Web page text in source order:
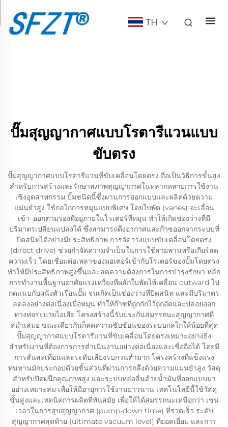
TH
ปั๊มสุญญากาศแบบโรตารีแวนแบบ
ขับตรง
ปั๊มสุญญากาศแบบโรตารีแวนที่ขับเคลื่อนโดยตรง ถือเป็นวิธีการขั้นสูง
สำหรับการสร้างและรักษาสภาพสุญญากาศในหลากหลายการใช้งาน
เชิงอุตสาหกรรม ปั๊มชนิดนี้ซึ่งผ่านการออกแบบและผลิตด้วยความ
แม่นยำสูง ใช้กลไกการหมุนแบบพิเศษ โดยใบพัด (vanes) จะเลื่อน
เข้า–ออกตามร่องที่อยู่ภายในโรเตอร์ที่หมุน ทำให้เกิดช่องว่างที่มี
ปริมาตรเปลี่ยนแปลงได้ ซึ่งสามารถดึงอากาศและก๊าซออกจากระบบที่
ปิดสนิทได้อย่างมีประสิทธิภาพ การจัดวางแบบขับเคลื่อนโดยตรง
(direct drive) ช่วยกำจัดความจำเป็นในการใช้สายพานหรือเกียร์ลด
ความเร็ว โดยเชื่อมต่อเพลาของมอเตอร์เข้ากับโรเตอร์ของปั๊มโดยตรง
ทำให้มีประสิทธิภาพสูงขึ้นและลดความต้องการในการบำรุงรักษา หลัก
การทำงานพื้นฐานอาศัยแรงเหวี่ยงที่ผลักใบพัดให้เคลื่อน outward ไป
กดแนบกับผนังตัวเรือนปั๊ม จนเกิดเป็นช่องว่างที่ปิดสนิท และมีปริมาตร
ลดลงอย่างต่อเนื่องเมื่อหมุน ทำให้ก๊าซที่ถูกกักไว้ถูกอัดและปล่อยออก
ทางท่อระบายไอเสีย โครงสร้างนี้รับประกันสมรรถนะสุญญากาศที่
สม่ำเสมอ ขณะเดียวกันก็ลดความซับซ้อนของระบบกลไกให้น้อยที่สุด
ปั๊มสุญญากาศแบบโรตารีแวนที่ขับเคลื่อนโดยตรงเหมาะอย่างยิ่ง
สำหรับงานที่ต้องการการดำเนินงานอย่างต่อเนื่องและเชื่อถือได้ โดยมี
การสั่นสะเทือนและระดับเสียงรบกวนต่ำมาก โครงสร้างที่แข็งแรง
ทนทานมักประกอบด้วยชิ้นส่วนที่ผ่านการกลึงด้วยความแม่นยำสูง วัสดุ
สำหรับปิดผนึกคุณภาพสูง และระบบหล่อลื่นด้วยน้ำมันที่ออกแบบมา
อย่างเหมาะสม เพื่อให้มีอายุการใช้งานยาวนาน เทคโนโลยีนี้ใช้วัสดุ
ขั้นสูงและเทคนิคการผลิตที่ทันสมัย เพื่อให้ได้สมรรถนะเหนือกว่า เช่น
เวลาในการสูบสุญญากาศ (pump-down time) ที่รวดเร็ว ระดับ
สุญญากาศสุดท้าย (ultimate vacuum level) ที่ยอดเยี่ยม และการ